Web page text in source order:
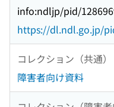
info:ndljp/pid/
https://dl.ndl.go.jp/
コレクション（共通）
障害者向け資料